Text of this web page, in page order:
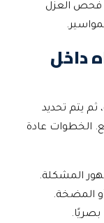
فحص العزل
داخل
يتم تحديد
الخطوات عادة
المشكلة.
المضخة.